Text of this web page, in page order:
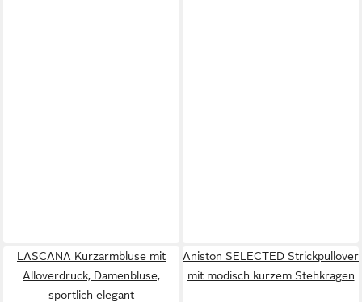
LASCANA Kurzarmbluse mit
Alloverdruck, Damenbluse,
sportlich elegant
Aniston SELECTED Strickpullover
mit modisch kurzem Stehkragen